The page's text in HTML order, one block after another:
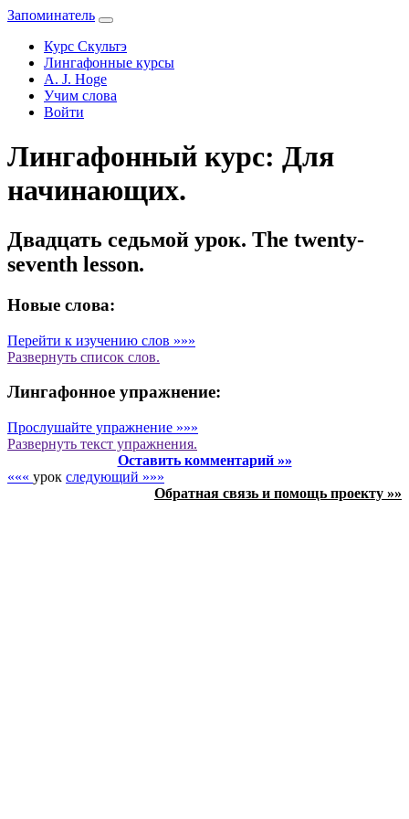
Запоминатель
Курс Скультэ
Лингафонные курсы
A. J. Hoge
Учим слова
Войти
Лингафонный курс: Для
начинающих.
Двадцать седьмой урок. The twenty-
seventh lesson.
Новые слова:
Перейти к изучению слов »»»
Развернуть список слов.
Лингафонное упражнение:
Прослушайте упражнение »»»
Развернуть текст упражнения.
Оставить комментарий »»
««« урок следующий »»»
Обратная связь и помощь проекту »»